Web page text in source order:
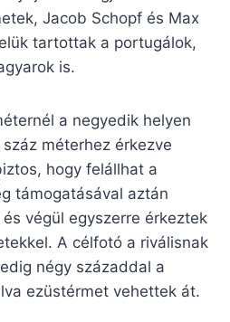
Jacob Schopf és Max
tartottak a portugálok,
is.
a negyedik helyen
méterhez érkezve
hogy felállhat a
támogatásával aztán
végül egyszerre érkeztek
A célfotó a riválisnak
négy századdal a
ezüstérmet vehettek át.